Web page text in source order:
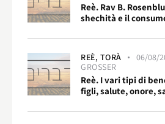
Reè. Rav B.
shechità e il
REÈ, TORÀ 06/08/
GROSSER
Reè. I vari tipi di
figli, salute, onore,